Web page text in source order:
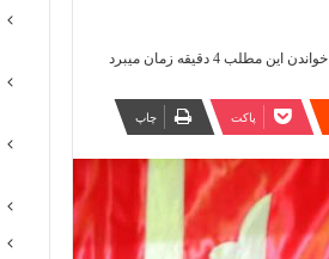
خواندن این مطلب 4 دقیقه زمان میبرد
پاکت چاپ